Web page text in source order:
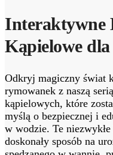
Interaktywne
Kąpielowe
Odkryj magiczny świat
rymowanek z naszą
kąpielowych, które
myślą o bezpiecznej i
w wodzie. Te
doskonały sposób na